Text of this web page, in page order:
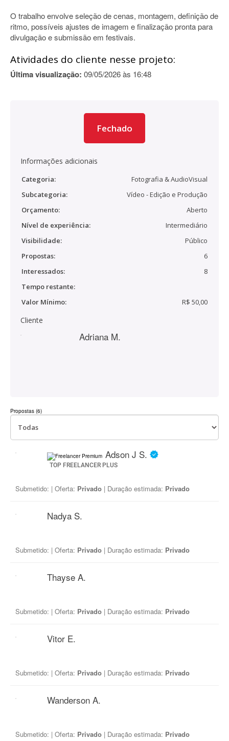
O trabalho envolve seleção de cenas, montagem, definição de
ritmo, possíveis ajustes de imagem e finalização pronta para
divulgação e submissão em festivais.
Atividades do cliente nesse projeto:
Última visualização: 09/05/2026 às 16:48
Fechado
Informações adicionais
Categoria:
Fotografia & AudioVisual
Subcategoria:
Vídeo - Edição e Produção
Orçamento:
Aberto
Nível de experiência:
Intermediário
Visibilidade:
Público
Propostas:
6
Interessados:
8
Tempo restante:
Valor Mínimo:
R$ 50,00
Cliente
Adriana M.
Propostas (6)
Adson J S.
TOP FREELANCER PLUS
Submetido: | Oferta: Privado | Duração estimada: Privado
Nadya S.
Submetido: | Oferta: Privado | Duração estimada: Privado
Thayse A.
Submetido: | Oferta: Privado | Duração estimada: Privado
Vitor E.
Submetido: | Oferta: Privado | Duração estimada: Privado
Wanderson A.
Submetido: | Oferta: Privado | Duração estimada: Privado